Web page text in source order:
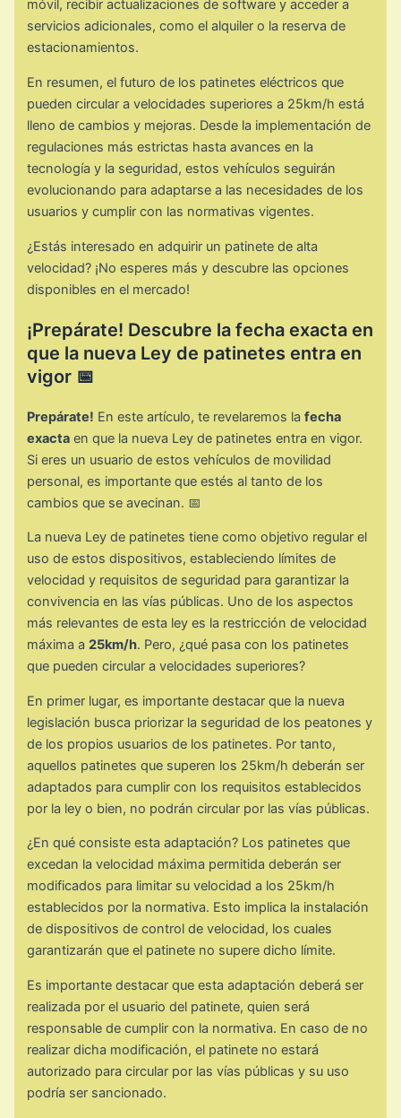
móvil, recibir actualizaciones de software y acceder a
servicios adicionales, como el alquiler o la reserva de
estacionamientos.
En resumen, el futuro de los patinetes eléctricos que
pueden circular a velocidades superiores a 25km/h está
lleno de cambios y mejoras. Desde la implementación de
regulaciones más estrictas hasta avances en la
tecnología y la seguridad, estos vehículos seguirán
evolucionando para adaptarse a las necesidades de los
usuarios y cumplir con las normativas vigentes.
¿Estás interesado en adquirir un patinete de alta
velocidad? ¡No esperes más y descubre las opciones
disponibles en el mercado!
¡Prepárate! Descubre la fecha exacta en
que la nueva Ley de patinetes entra en
vigor 📅
Prepárate! En este artículo, te revelaremos lafecha
exacta en que la nueva Ley de patinetes entra en vigor.
Si eres un usuario de estos vehículos de movilidad
personal, es importante que estés al tanto de los
cambios que se avecinan. 📅
La nueva Ley de patinetes tiene como objetivo regular el
uso de estos dispositivos, estableciendo límites de
velocidad y requisitos de seguridad para garantizar la
convivencia en las vías públicas. Uno de los aspectos
más relevantes de esta ley es la restricción de velocidad
máxima a25km/h. Pero, ¿qué pasa con los patinetes
que pueden circular a velocidades superiores?
En primer lugar, es importante destacar que la nueva
legislación busca priorizar la seguridad de los peatones y
de los propios usuarios de los patinetes. Por tanto,
aquellos patinetes que superen los 25km/h deberán ser
adaptados para cumplir con los requisitos establecidos
por la ley o bien, no podrán circular por las vías públicas.
¿En qué consiste esta adaptación? Los patinetes que
excedan la velocidad máxima permitida deberán ser
modificados para limitar su velocidad a los 25km/h
establecidos por la normativa. Esto implica la instalación
de dispositivos de control de velocidad, los cuales
garantizarán que el patinete no supere dicho límite.
Es importante destacar que esta adaptación deberá ser
realizada por el usuario del patinete, quien será
responsable de cumplir con la normativa. En caso de no
realizar dicha modificación, el patinete no estará
autorizado para circular por las vías públicas y su uso
podría ser sancionado.